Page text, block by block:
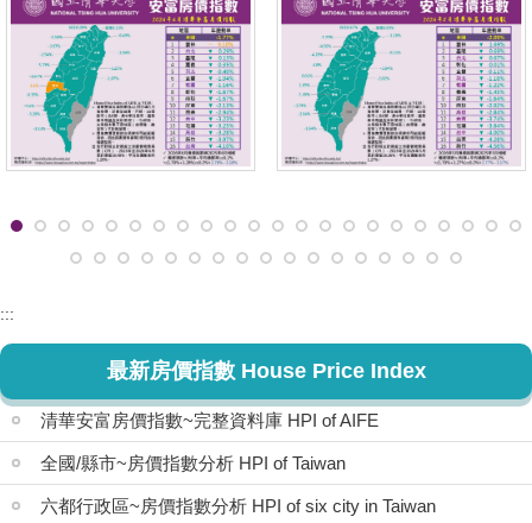
:::
最新房價指數 House Price Index
清華安富房價指數~完整資料庫 HPI of AIFE
全國/縣市~房價指數分析 HPI of Taiwan
六都行政區~房價指數分析 HPI of six city in Taiwan